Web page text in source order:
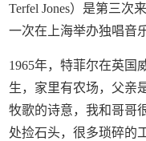
Terfel Jones）是第三次
一次在上海举办独唱音
1965年，特菲尔在英国
生，家里有农场，父亲
牧歌的诗意，我和哥哥
处捡石头，很多琐碎的